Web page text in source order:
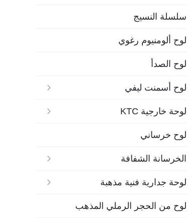
سلسلة النسيج
لوح ألومنيوم رغوي
لوح الصدأ
لوح أسمنت ليفي
لوحة خارجية KTC
لوح خرساني
الخرسانة الشفافة
لوحة جدارية فنية مذهبة
لوح من الحجر الرملي المذهب